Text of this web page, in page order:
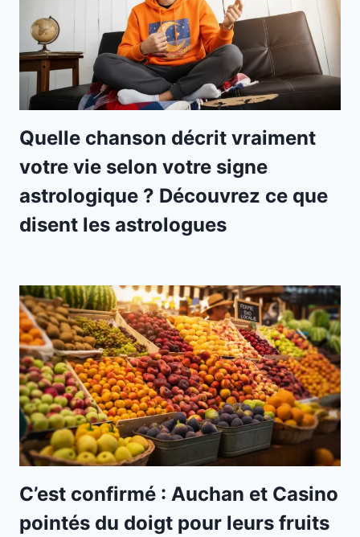
Quelle chanson décrit vraiment
votre vie selon votre signe
astrologique ? Découvrez ce que
disent les astrologues
C’est confirmé : Auchan et Casino
pointés du doigt pour leurs fruits